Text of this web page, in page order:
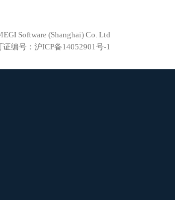
Software (Shanghai) Co. Ltd
证编号：沪ICP备14052901号-1